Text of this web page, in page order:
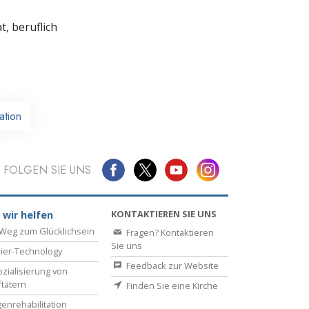
beruflich
FOLGEN SIE UNS
wir helfen
zum Glücklichsein
Technology
von
KONTAKTIEREN SIE UNS
Fragen? Kontaktieren
Sie uns
Feedback zur Website
Finden Sie eine Kirche